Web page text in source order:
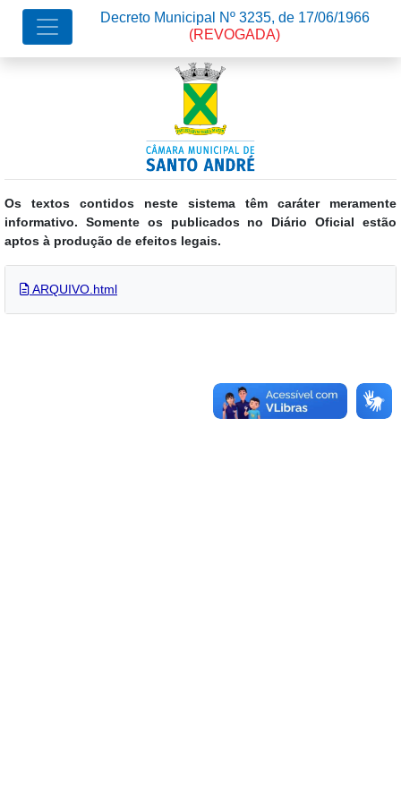
Os textos contidos neste sistema têm caráter meramente
informativo. Somente os publicados no Diário Oficial estão
aptos à produção de efeitos legais.
Decreto Municipal Nº 3235, de 17/06/1966
(REVOGADA)
ARQUIVO.html